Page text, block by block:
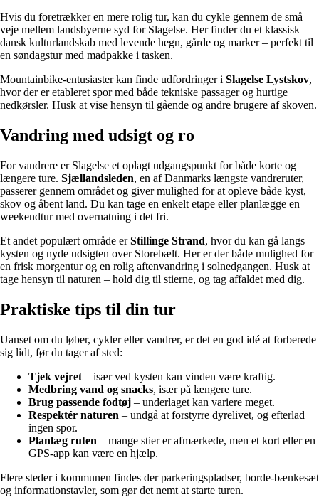
Hvis du foretrækker en mere rolig tur, kan du cykle gennem de små
veje mellem landsbyerne syd for Slagelse. Her finder du et klassisk
dansk kulturlandskab med levende hegn, gårde og marker – perfekt til
en søndagstur med madpakke i tasken.
Mountainbike-entusiaster kan finde udfordringer i Slagelse Lystskov,
hvor der er etableret spor med både tekniske passager og hurtige
nedkørsler. Husk at vise hensyn til gående og andre brugere af skoven.
Vandring med udsigt og ro
For vandrere er Slagelse et oplagt udgangspunkt for både korte og
længere ture. Sjællandsleden, en af Danmarks længste vandreruter,
passerer gennem området og giver mulighed for at opleve både kyst,
skov og åbent land. Du kan tage en enkelt etape eller planlægge en
weekendtur med overnatning i det fri.
Et andet populært område erStillinge Strand, hvor du kan gå langs
kysten og nyde udsigten over Storebælt. Her er der både mulighed for
en frisk morgentur og en rolig aftenvandring i solnedgangen. Husk at
tage hensyn til naturen – hold dig til stierne, og tag affaldet med dig.
Praktiske tips til din tur
Uanset om du løber, cykler eller vandrer, er det en god idé at forberede
sig lidt, før du tager af sted:
Tjek vejret – især ved kysten kan vinden være kraftig.
Medbring vand og snacks, især på længere ture.
Brug passende fodtøj – underlaget kan variere meget.
Respektér naturen – undgå at forstyrre dyrelivet, og efterlad
ingen spor.
Planlæg ruten – mange stier er afmærkede, men et kort eller en
GPS-app kan være en hjælp.
Flere steder i kommunen findes der parkeringspladser, borde-bænkesæt
og informationstavler, som gør det nemt at starte turen.